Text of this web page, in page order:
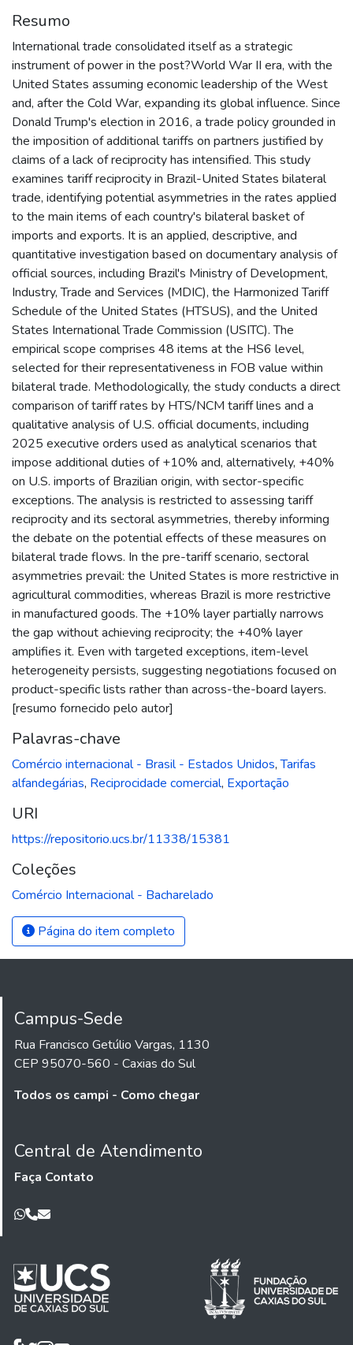
Resumo
International trade consolidated itself as a strategic
instrument of power in the post?World War II era, with the
United States assuming economic leadership of the West
and, after the Cold War, expanding its global influence. Since
Donald Trump's election in 2016, a trade policy grounded in
the imposition of additional tariffs on partners justified by
claims of a lack of reciprocity has intensified. This study
examines tariff reciprocity in Brazil-United States bilateral
trade, identifying potential asymmetries in the rates applied
to the main items of each country's bilateral basket of
imports and exports. It is an applied, descriptive, and
quantitative investigation based on documentary analysis of
official sources, including Brazil's Ministry of Development,
Industry, Trade and Services (MDIC), the Harmonized Tariff
Schedule of the United States (HTSUS), and the United
States International Trade Commission (USITC). The
empirical scope comprises 48 items at the HS6 level,
selected for their representativeness in FOB value within
bilateral trade. Methodologically, the study conducts a direct
comparison of tariff rates by HTS/NCM tariff lines and a
qualitative analysis of U.S. official documents, including
2025 executive orders used as analytical scenarios that
impose additional duties of +10% and, alternatively, +40%
on U.S. imports of Brazilian origin, with sector-specific
exceptions. The analysis is restricted to assessing tariff
reciprocity and its sectoral asymmetries, thereby informing
the debate on the potential effects of these measures on
bilateral trade flows. In the pre-tariff scenario, sectoral
asymmetries prevail: the United States is more restrictive in
agricultural commodities, whereas Brazil is more restrictive
in manufactured goods. The +10% layer partially narrows
the gap without achieving reciprocity; the +40% layer
amplifies it. Even with targeted exceptions, item-level
heterogeneity persists, suggesting negotiations focused on
product-specific lists rather than across-the-board layers.
[resumo fornecido pelo autor]
Palavras-chave
Comércio internacional - Brasil - Estados Unidos,Tarifas
alfandegárias, Reciprocidade comercial, Exportação
URI
https://repositorio.ucs.br/11338/15381
Coleções
Comércio Internacional - Bacharelado
Página do item completo
Campus-Sede
Rua Francisco Getúlio Vargas, 1130
CEP 95070-560 - Caxias do Sul
Todos os campi - Como chegar
Central de Atendimento
Faça Contato